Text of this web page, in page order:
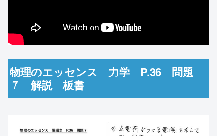
物理のエッセンス 力学 P.36 問題
７ 解説 板書